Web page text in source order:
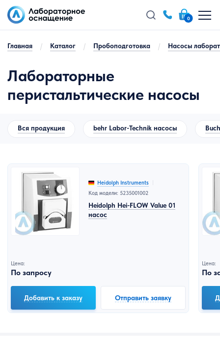
0
Главная / Каталог / Пробоподготовка / Насосы
Лабораторные
перистальтические насосы
Вся продукция behr Labor-Technik насосы
Heidolph Instruments
Код модели: 5235001002
Heidolph Hei-FLOW Value 01
насос
Цена:
По запросу
Добавить к заказу Отправить заявку
Цена:
По